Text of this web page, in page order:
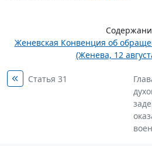
Женевская Конвенция об
(Женева, 12
Статья 31